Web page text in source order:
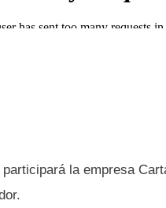
la empresa